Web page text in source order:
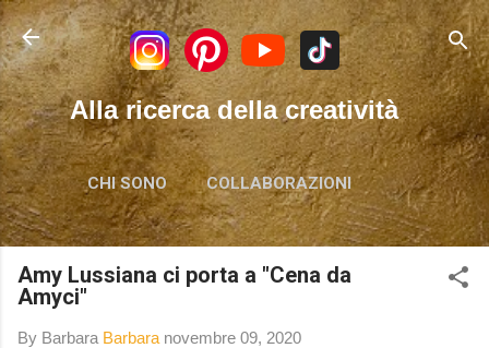
Passa ai contenuti principali
Alla ricerca della creatività
CHI SONO COLLABORAZIONI
Amy Lussiana ci porta a "Cena da
Amyci"
By Barbara Barbara novembre 09, 2020